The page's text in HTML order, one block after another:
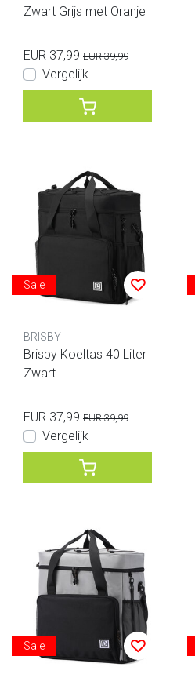
Zwart Grijs met Oranje
EUR 37,99 EUR 39,99
Vergelijk
Sale
BRISBY
Brisby Koeltas 40 Liter
Zwart
EUR 37,99 EUR 39,99
Vergelijk
Sale